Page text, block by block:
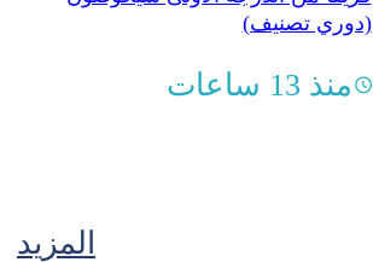
(دوري تصنيف)
منذ 13 ساعات
المزيد